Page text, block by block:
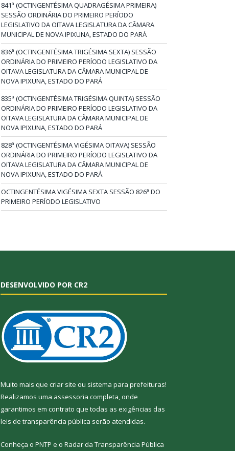
841ª (OCTINGENTÉSIMA QUADRAGÉSIMA PRIMEIRA)
SESSÃO ORDINÁRIA DO PRIMEIRO PERÍODO
LEGISLATIVO DA OITAVA LEGISLATURA DA CÂMARA
MUNICIPAL DE NOVA IPIXUNA, ESTADO DO PARÁ
836ª (OCTINGENTÉSIMA TRIGÉSIMA SEXTA) SESSÃO
ORDINÁRIA DO PRIMEIRO PERÍODO LEGISLATIVO DA
OITAVA LEGISLATURA DA CÂMARA MUNICIPAL DE
NOVA IPIXUNA, ESTADO DO PARÁ
835ª (OCTINGENTÉSIMA TRIGÉSIMA QUINTA) SESSÃO
ORDINÁRIA DO PRIMEIRO PERÍODO LEGISLATIVO DA
OITAVA LEGISLATURA DA CÂMARA MUNICIPAL DE
NOVA IPIXUNA, ESTADO DO PARÁ
828ª (OCTINGENTÉSIMA VIGÉSIMA OITAVA) SESSÃO
ORDINÁRIA DO PRIMEIRO PERÍODO LEGISLATIVO DA
OITAVA LEGISLATURA DA CÂMARA MUNICIPAL DE
NOVA IPIXUNA, ESTADO DO PARÁ.
OCTINGENTÉSIMA VIGÉSIMA SEXTA SESSÃO 826ª DO
PRIMEIRO PERÍODO LEGISLATIVO
DESENVOLVIDO POR CR2
Muito mais que criar site ou sistema para prefeituras!
Realizamos uma assessoria completa, onde
garantimos em contrato que todas as exigências das
leis de transparência pública serão atendidas.
Conheça o PNTP e o Radar da Transparência Pública